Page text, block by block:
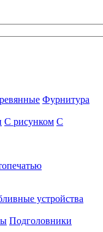
Фурнитура
С рисунком С
устройства
Подголовники